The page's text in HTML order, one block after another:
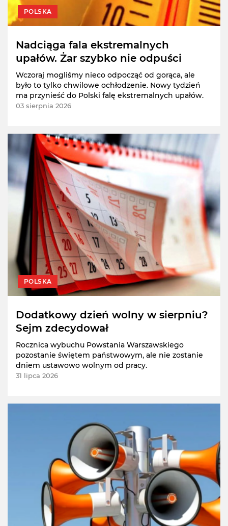
POLSKA
Nadciąga fala ekstremalnych
upałów. Żar szybko nie odpuści
Wczoraj mogliśmy nieco odpocząć od gorąca, ale
było to tylko chwilowe ochłodzenie. Nowy tydzień
ma przynieść do Polski falę ekstremalnych upałów.
03 sierpnia 2026
POLSKA
Dodatkowy dzień wolny w sierpniu?
Sejm zdecydował
Rocznica wybuchu Powstania Warszawskiego
pozostanie świętem państwowym, ale nie zostanie
dniem ustawowo wolnym od pracy.
31 lipca 2026